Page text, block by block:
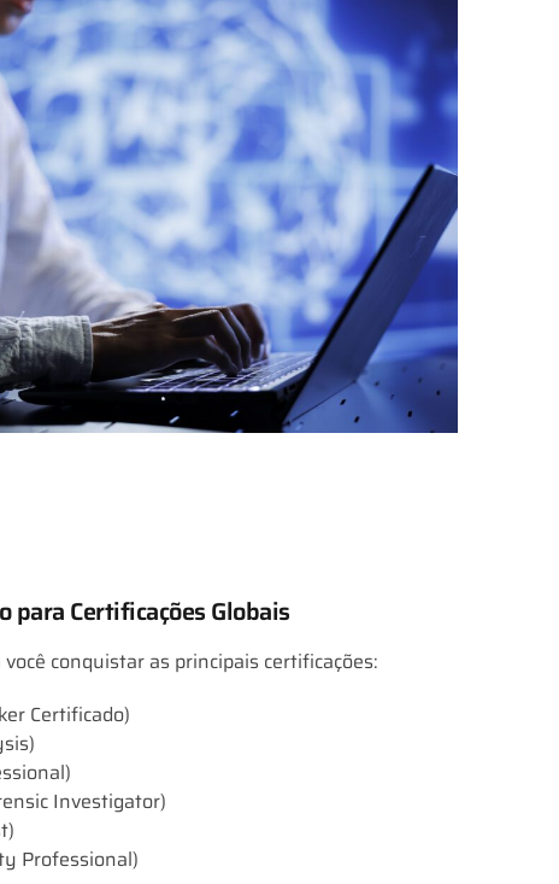
para Certificações Globais
conquistar as principais certificações:
Certificado)
Investigator)
Professional)